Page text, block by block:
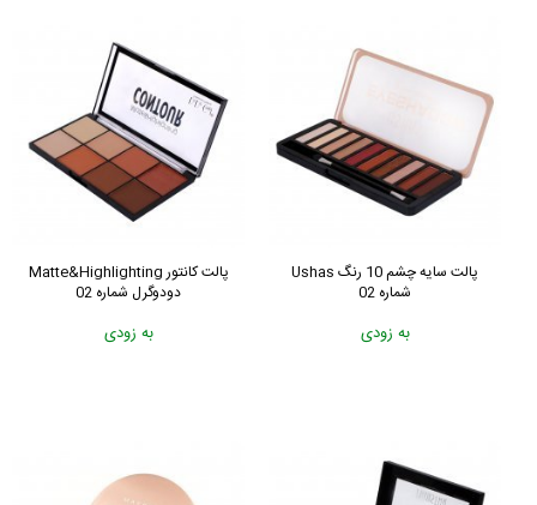
پالت سایه چشم 10 رنگ Ushas
شماره 02
به زودی
پالت کانتور Matte&Highlighting
دودوگرل شماره 02
به زودی